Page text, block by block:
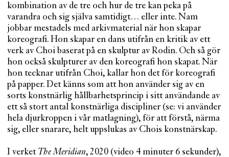
kombination av de tre och hur de tre kan peka på
varandra och sig själva samtidigt… eller inte. Nam
jobbar mestadels med arkivmaterial när hon skapar
koreografi. Hon skapar en dans utifrån en kritik av ett
verk av Choi baserat på en skulptur av Rodin. Och så gör
hon också skulpturer av den koreografi hon skapat. När
hon tecknar utifrån Choi, kallar hon det för koreografi
på papper. Det känns som att hon använder sig av en
sorts konstnärlig hållbarhetsprincip i sitt användande av
ett så stort antal konstnärliga discipliner (se: vi använder
hela djurkroppen i vår matlagning), för att förstå, närma
sig, eller snarare, helt uppslukas av Chois konstnärskap.
I verket The Meridian, 2020 (video 4 minuter 6 sekunder),